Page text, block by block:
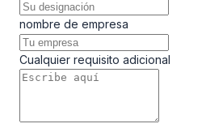
nombre de empresa
Cualquier requisito adicional